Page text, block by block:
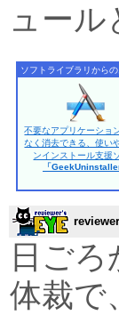
ュー
ソフトライブラリから
不要なアプリケーショ
なく消去できる、使い
ンインストール支援
「GeekUninstaller
日ご
体裁で